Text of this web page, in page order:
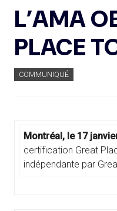
L’AMA
PLACE
COMMUNIQUÉ
Montréal, le 17
certification Great
indépendante par